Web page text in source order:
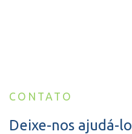
CONTATO
Deixe-nos ajudá-